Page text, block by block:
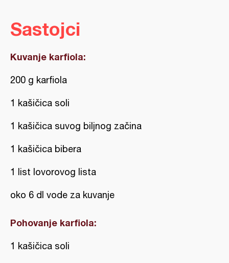
Sastojci
Kuvanje karfiola:
200 g karfiola
1 kašičica soli
1 kašičica suvog biljnog začina
1 kašičica bibera
1 list lovorovog lista
oko 6 dl vode za kuvanje
Pohovanje karfiola:
1 kašičica soli